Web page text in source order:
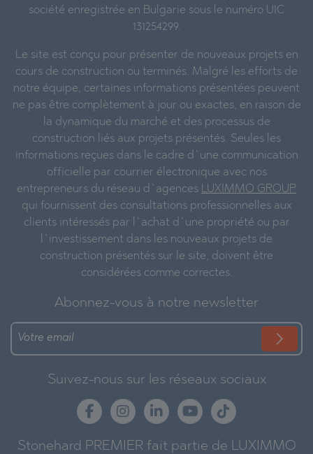
société enregistrée en Bulgarie sous le numéro UIC
131254299.
Le site est conçu pour présenter de nouveaux projets en
cours de construction ou terminés. Malgré les efforts de
notre équipe, certaines informations présentées peuvent
ne pas être complètement à jour ou exactes, en raison de
la dynamique du marché et des processus de
construction liés aux projets présentés. Seules les
informations reçues dans le cadre d`une communication
officielle par courrier électronique avec nos
entrepreneurs du réseau d`agences LUXIMMO GROUP
qui fournissent des consultations professionnelles aux
clients intéressés par l`achat d`une propriété ou par
l`investissement dans les nouveaux projets de
construction présentés sur le site, doivent être
considérées comme correctes.
Abonnez-vous à notre newsletter
Suivez-nous sur les réseaux sociaux
Stonehard PREMIER fait partie de LUXIMMO